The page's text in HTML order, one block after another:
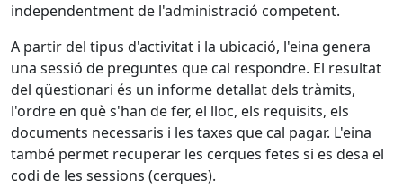
independentment de l'administració competent.
A partir del tipus d'activitat i la ubicació, l'eina genera
una sessió de preguntes que cal respondre. El resultat
del qüestionari és un informe detallat dels tràmits,
l'ordre en què s'han de fer, el lloc, els requisits, els
documents necessaris i les taxes que cal pagar. L'eina
també permet recuperar les cerques fetes si es desa el
codi de les sessions (cerques).